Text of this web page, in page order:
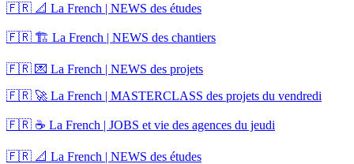
🇫🇷 📐 La French | NEWS des études
🇫🇷 🏗️ La French | NEWS des chantiers
🇫🇷 💌 La French | NEWS des projets
🇫🇷 🚀 La French | MASTERCLASS des projets du vendredi
🇫🇷 ☕ La French | JOBS et vie des agences du jeudi
🇫🇷 📐 La French | NEWS des études